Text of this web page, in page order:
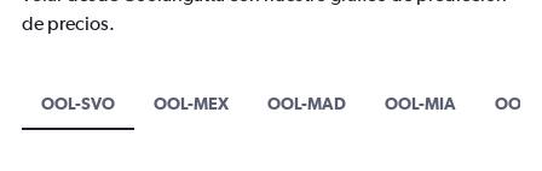
de precios.
OOL-SVO OOL-MEX OOL-MAD OOL-MIA OOL-